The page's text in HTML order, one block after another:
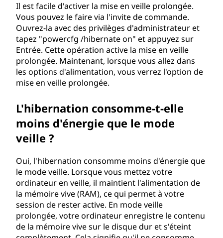
Il est facile d'activer la mise en veille prolongée.
Vous pouvez le faire via l'invite de commande.
Ouvrez-la avec des privilèges d'administrateur et
tapez "powercfg /hibernate on" et appuyez sur
Entrée. Cette opération active la mise en veille
prolongée. Maintenant, lorsque vous allez dans
les options d'alimentation, vous verrez l'option de
mise en veille prolongée.
L'hibernation consomme-t-elle
moins d'énergie que le mode
veille ?
Oui, l'hibernation consomme moins d'énergie que
le mode veille. Lorsque vous mettez votre
ordinateur en veille, il maintient l'alimentation de
la mémoire vive (RAM), ce qui permet à votre
session de rester active. En mode veille
prolongée, votre ordinateur enregistre le contenu
de la mémoire vive sur le disque dur et s'éteint